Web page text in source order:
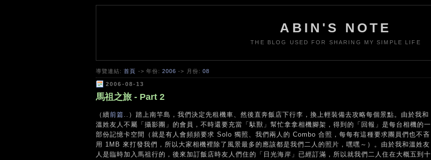
ABIN'S NOTE
THE BLOG USED FOR SHARING MY SIMPLE LIFE
導覽連結:首頁 -> 年份:2006 -> 月份: 08
2006-08-13
馬祖之旅 - Part 2
（續前篇 ..）踏上南竿島，我們決定先租機車、然後直奔飯店下行李，換上輕裝備去攻略每個景點。由於我和
溫姓友人不屬「攝影團」的會員，不時還要充當「馱獸」幫忙拿拿相機腳架，得到的「回報」是每台相機的一
部份記憶卡空間（就是有人會頻頻要求 Solo 獨照、我們兩人的 Combo 合照，每每有這種要求團員們也不吝
用 1MB 來打發我們，所以大家相機裡除了風景最多的應該都是我們二人的照片，嘿嘿～）。由於我和溫姓友
人是臨時加入馬祖行的，後來加訂飯店時友人們住的「日光海岸」已經訂滿，所以就我們二人住在大概五到十